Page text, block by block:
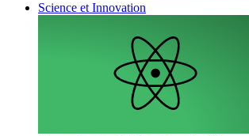
Science et Innovation